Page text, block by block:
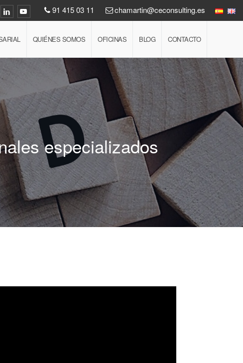
91 415 03 11 chamartin@ceconsulting.es
QUIÉNES SOMOS OFICINAS BLOG CONTACTO
especializados